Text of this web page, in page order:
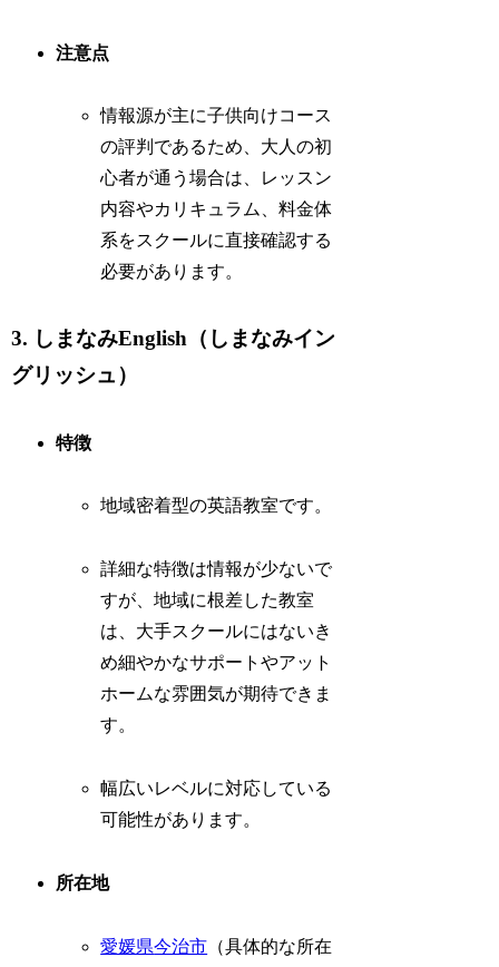
注意点
情報源が主に子供向けコース
の評判であるため、大人の初
心者が通う場合は、レッスン
内容やカリキュラム、料金体
系をスクールに直接確認する
必要があります。
3. しまなみEnglish（しまなみイン
グリッシュ）
特徴
地域密着型の英語教室です。
詳細な特徴は情報が少ないで
すが、地域に根差した教室
は、大手スクールにはないき
め細やかなサポートやアット
ホームな雰囲気が期待できま
す。
幅広いレベルに対応している
可能性があります。
所在地
愛媛県今治市 （具体的な所在